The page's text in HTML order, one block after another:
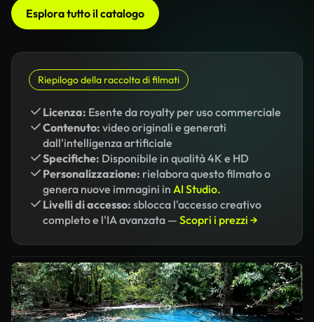
Esplora tutto il catalogo
Riepilogo della raccolta di filmati
Licenza: Esente da royalty per uso commerciale
Contenuto: video originali e generati
dall'intelligenza artificiale
Specifiche: Disponibile in qualità 4K e HD
Personalizzazione: rielabora questo filmato o
genera nuove immagini in AI Studio.
Livelli di accesso: sblocca l'accesso creativo
completo e l'IA avanzata — Scopri i prezzi →